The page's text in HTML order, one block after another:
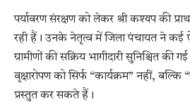
पर्यावरण संरक्षण को लेकर श्री कश्यप की
रही हैं। उनके नेतृत्व में जिला पंचायत ने कई
ग्रामीणों की सक्रिय भागीदारी सुनिश्चित की
वृक्षारोपण को सिर्फ “कार्यक्रम” नहीं,
प्रस्तुत कर सकते हैं।